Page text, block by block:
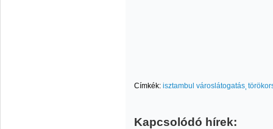
Címkék: isztambul városlátogatás
Kapcsolódó hírek: